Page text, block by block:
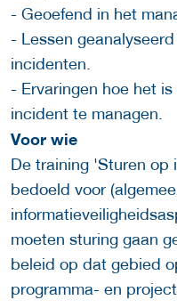
- Geoefend in het
- Lessen
incidenten.
- Ervaringen hoe het
incident te managen.
Voor wie
De training 'Sturen op
bedoeld voor
moeten sturing gaan
beleid op dat gebied
programma- en